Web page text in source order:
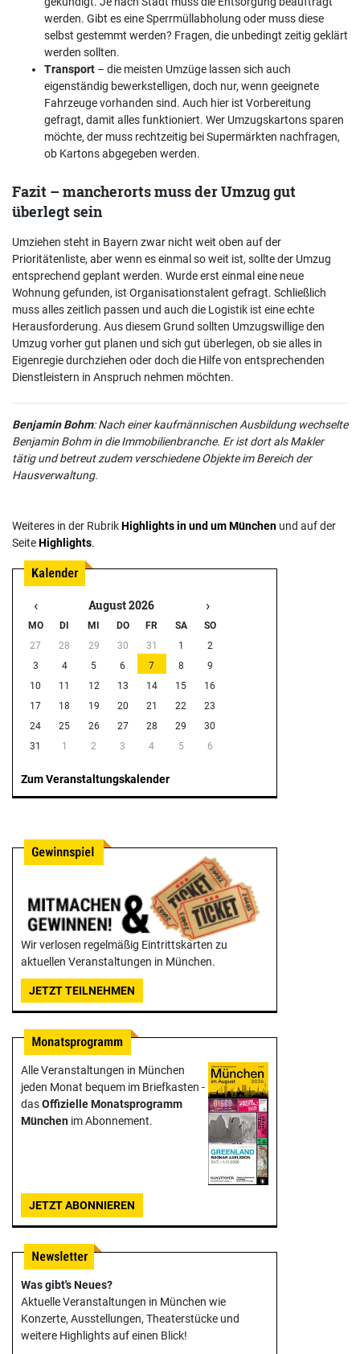
werden. Gibt es eine Sperrmüllabholung oder muss diese
selbst gestemmt werden? Fragen, die unbedingt zeitig geklärt
werden sollten.
Transport – die meisten Umzüge lassen sich auch
eigenständig bewerkstelligen, doch nur, wenn geeignete
Fahrzeuge vorhanden sind. Auch hier ist Vorbereitung
gefragt, damit alles funktioniert. Wer Umzugskartons sparen
möchte, der muss rechtzeitig bei Supermärkten nachfragen,
ob Kartons abgegeben werden.
Fazit – mancherorts muss der Umzug gut
überlegt sein
Umziehen steht in Bayern zwar nicht weit oben auf der
Prioritätenliste, aber wenn es einmal so weit ist, sollte der Umzug
entsprechend geplant werden. Wurde erst einmal eine neue
Wohnung gefunden, ist Organisationstalent gefragt. Schließlich
muss alles zeitlich passen und auch die Logistik ist eine echte
Herausforderung. Aus diesem Grund sollten Umzugswillige den
Umzug vorher gut planen und sich gut überlegen, ob sie alles in
Eigenregie durchziehen oder doch die Hilfe von entsprechenden
Dienstleistern in Anspruch nehmen möchten.
Benjamin Bohm: Nach einer kaufmännischen Ausbildung wechselte
Benjamin Bohm in die Immobilienbranche. Er ist dort als Makler
tätig und betreut zudem verschiedene Objekte im Bereich der
Hausverwaltung.
Weiteres in der RubrikHighlights in und um München und auf der
SeiteHighlights.
‹ August 2026 ›
MO DI MI DO FR SA
SO
27
28 29 30 31 1
2
3
4 5 6 7 8
9
10
11 12 13 14 15
16
17
18 19 20 21 22
23
24
25 26 27 28 29
30
31
1 2 3 4 5 6
Zum Veranstaltungskalender
Wir verlosen regelmäßig Eintrittskarten zu
aktuellen Veranstaltungen in München.
JETZT TEILNEHMEN
Alle Veranstaltungen in München
jeden Monat bequem im Briefkasten -
dasOffizielle Monats­programm
München im Abonnement.
JETZT ABONNIEREN
Was gibt's Neues?
Aktuelle Veranstaltungen in München wie
Konzerte, Ausstellungen, Theater­stücke und
weitere Highlights auf einen Blick!